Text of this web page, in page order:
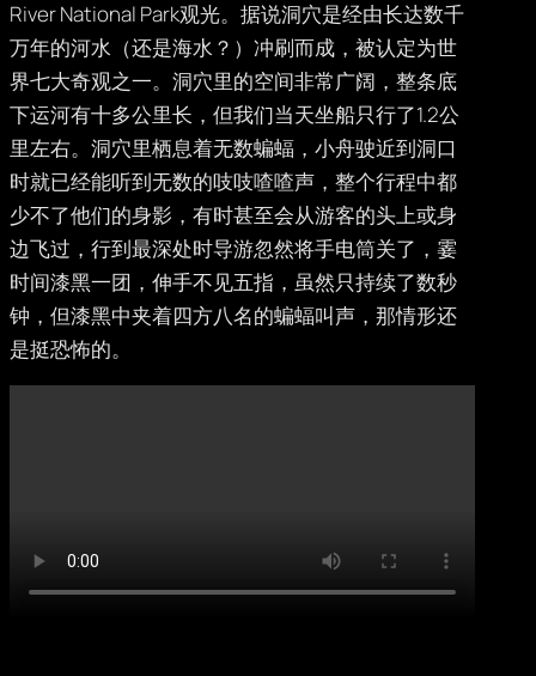
River National Park观光。据说洞穴是经由长达数千
万年的河水（还是海水？）冲刷而成，被认定为世
界七大奇观之一。洞穴里的空间非常广阔，整条底
下运河有十多公里长，但我们当天坐船只行了1.2公
里左右。洞穴里栖息着无数蝙蝠，小舟驶近到洞口
时就已经能听到无数的吱吱喳喳声，整个行程中都
少不了他们的身影，有时甚至会从游客的头上或身
边飞过，行到最深处时导游忽然将手电筒关了，霎
时间漆黑一团，伸手不见五指，虽然只持续了数秒
钟，但漆黑中夹着四方八名的蝙蝠叫声，那情形还
是挺恐怖的。